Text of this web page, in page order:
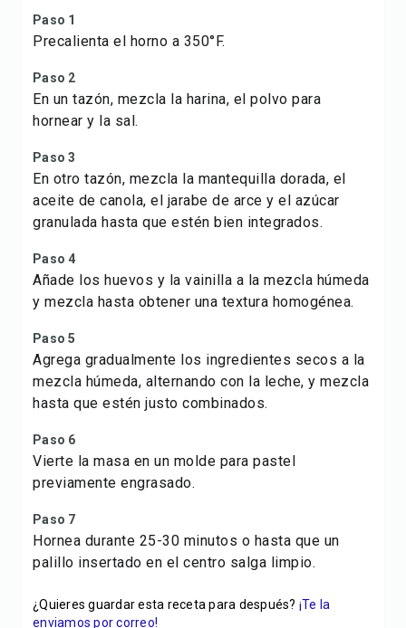
Paso 1
Precalienta el horno a 350°F.
Paso 2
En un tazón, mezcla la harina, el polvo para
hornear y la sal.
Paso 3
En otro tazón, mezcla la mantequilla dorada, el
aceite de canola, el jarabe de arce y el azúcar
granulada hasta que estén bien integrados.
Paso 4
Añade los huevos y la vainilla a la mezcla húmeda
y mezcla hasta obtener una textura homogénea.
Paso 5
Agrega gradualmente los ingredientes secos a la
mezcla húmeda, alternando con la leche, y mezcla
hasta que estén justo combinados.
Paso 6
Vierte la masa en un molde para pastel
previamente engrasado.
Paso 7
Hornea durante 25-30 minutos o hasta que un
palillo insertado en el centro salga limpio.
¿Quieres guardar esta receta para después? ¡Te la
enviamos por correo!